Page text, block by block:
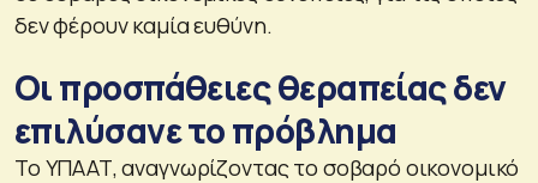
δεν φέρουν καμία ευθύνη.
Οι προσπάθειες θεραπείας δεν
επιλύσανε το πρόβλημα
Το ΥΠΑΑΤ, αναγνωρίζοντας το σοβαρό οικονομικό